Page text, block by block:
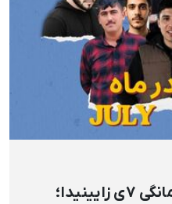
ئاماری لەسێدارەدان لە مانگی ٧ی زایینیدا؛